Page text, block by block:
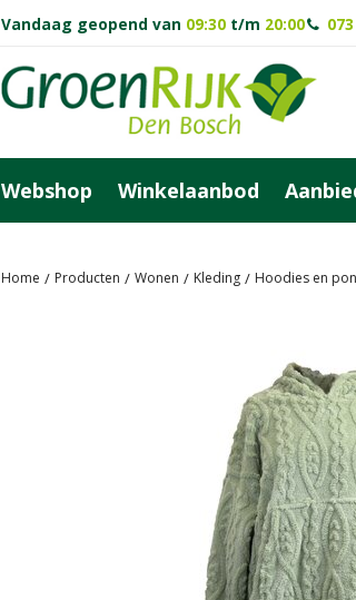
Home Producten Wonen Kleding Hoodies en
Vandaag geopend van 09:30 t/m 20:00
Webshop Winkelaanbod